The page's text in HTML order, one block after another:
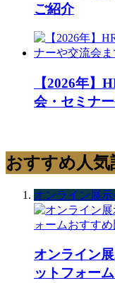
ご紹介
【2026年】
会・セミナ
おすすめ人気
オンライン展示
オンライン
ットフォー